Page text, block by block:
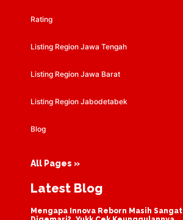
Rating
Listing Region Jawa Tengah
Listing Region Jawa Barat
Listing Region Jabodetabek
Blog
All Pages »
Latest Blog
Mengapa Innova Reborn Masih Sangat